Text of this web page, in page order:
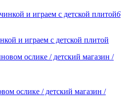
6
и играем с детской плитой
ослике / детский магазин /